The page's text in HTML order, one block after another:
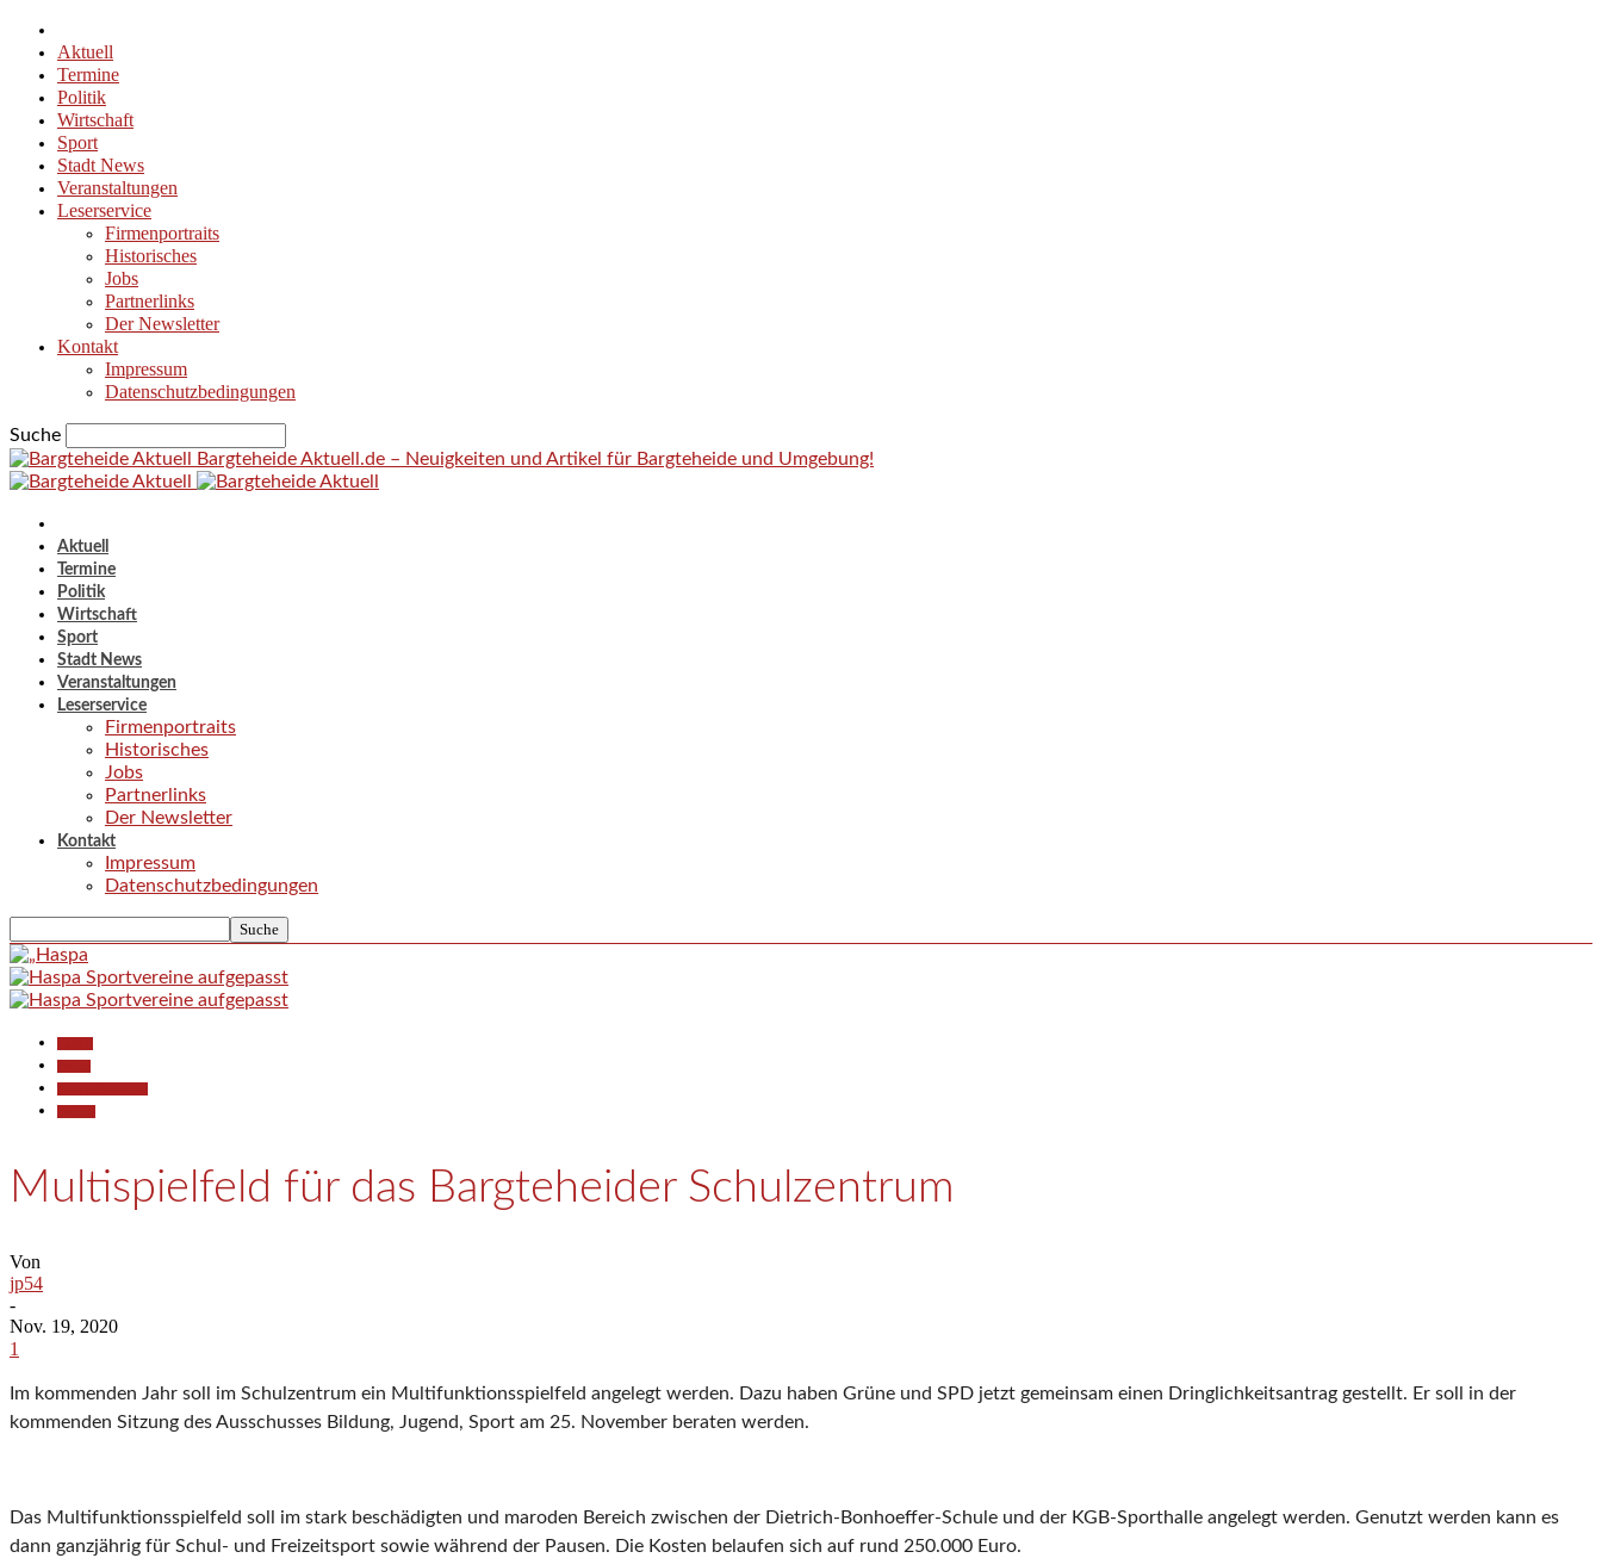
Aktuell
Termine
Politik
Wirtschaft
Sport
Stadt News
Veranstaltungen
Leserservice
Firmenportraits
Historisches
Jobs
Partnerlinks
Der Newsletter
Kontakt
Impressum
Datenschutzbedingungen
Suche
Bargteheide Aktuell.de – Neuigkeiten und Artikel für Bargteheide und Umgebung!
Aktuell
Termine
Politik
Wirtschaft
Sport
Stadt News
Veranstaltungen
Leserservice
Firmenportraits
Historisches
Jobs
Partnerlinks
Der Newsletter
Kontakt
Impressum
Datenschutzbedingungen
Multispielfeld für das Bargteheider Schulzentrum
Von
jp54
-
Nov. 19, 2020
1
Im kommenden Jahr soll im Schulzentrum ein Multifunktionsspielfeld angelegt werden. Dazu haben Grüne und SPD jetzt gemeinsam einen Dringlichkeitsantrag gestellt. Er soll in der
kommenden Sitzung des Ausschusses Bildung, Jugend, Sport am 25. November beraten werden.
Das Multifunktionsspielfeld soll im stark beschädigten und maroden Bereich zwischen der Dietrich-Bonhoeffer-Schule und der KGB-Sporthalle angelegt werden. Genutzt werden kann es
dann ganzjährig für Schul- und Freizeitsport sowie während der Pausen. Die Kosten belaufen sich auf rund 250.000 Euro.